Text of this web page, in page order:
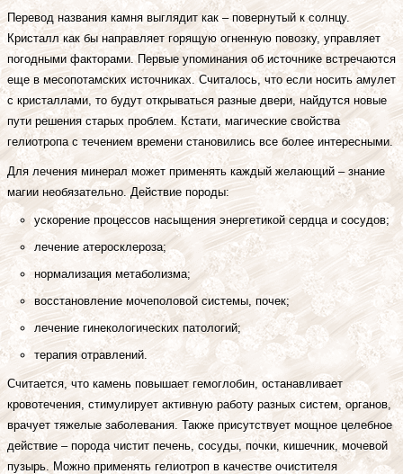
Перевод названия камня выглядит как – повернутый к солнцу.
Кристалл как бы направляет горящую огненную повозку, управляет
погодными факторами. Первые упоминания об источнике встречаются
еще в месопотамских источниках. Считалось, что если носить амулет
с кристаллами, то будут открываться разные двери, найдутся новые
пути решения старых проблем. Кстати, магические свойства
гелиотропа с течением времени становились все более интересными.
Для лечения минерал может применять каждый желающий – знание
магии необязательно. Действие породы:
ускорение процессов насыщения энергетикой сердца и сосудов;
лечение атеросклероза;
нормализация метаболизма;
восстановление мочеполовой системы, почек;
лечение гинекологических патологий;
терапия отравлений.
Считается, что камень повышает гемоглобин, останавливает
кровотечения, стимулирует активную работу разных систем, органов,
врачует тяжелые заболевания. Также присутствует мощное целебное
действие – порода чистит печень, сосуды, почки, кишечник, мочевой
пузырь. Можно применять гелиотроп в качестве очистителя